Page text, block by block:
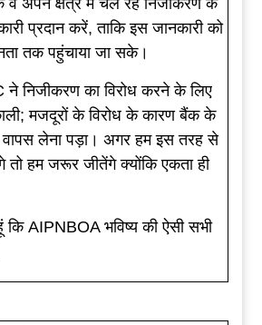
वे अपने क्षेत्र में चल रहे निजीकरण के
प्रदान करें, ताकि इस जानकारी को
तक पहुंचाया जा सके।
ने निजीकरण का विरोध करने के लिए
मजदूरों के विरोध के कारण बैंक के
वापस लेना पड़ा। अगर हम इस तरह से
तो हम जरूर जीतेंगे क्योंकि एकता ही
कि AIPNBOA भविष्य की ऐसी सभी